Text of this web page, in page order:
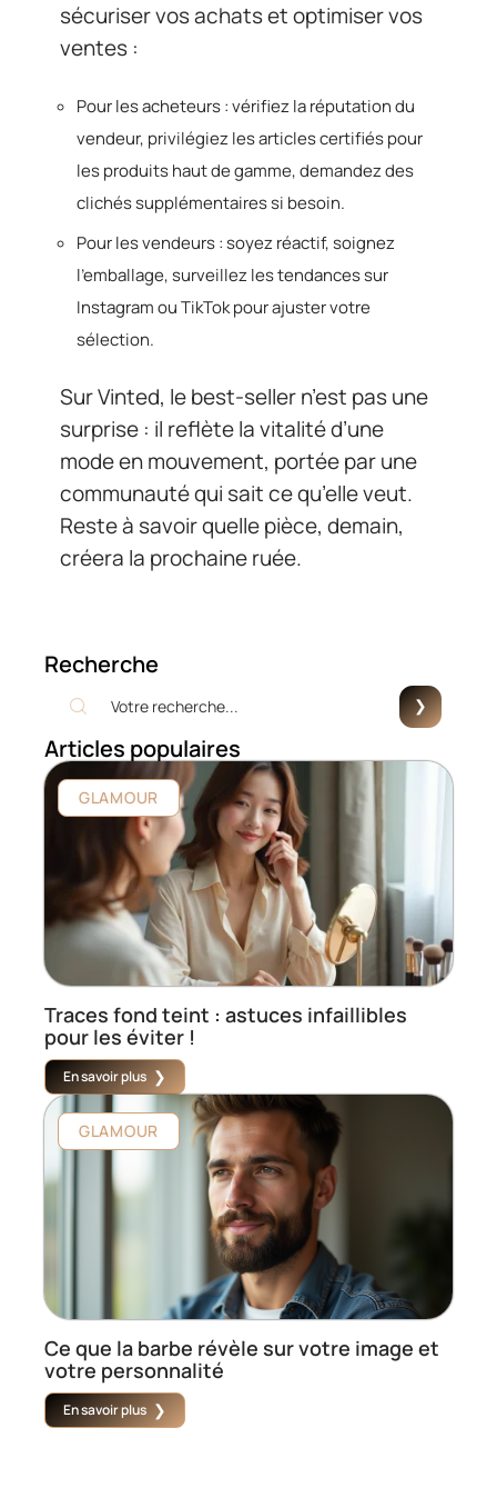
sécuriser vos achats et optimiser vos
ventes :
Pour les acheteurs : vérifiez la réputation du
vendeur, privilégiez les articles certifiés pour
les produits haut de gamme, demandez des
clichés supplémentaires si besoin.
Pour les vendeurs : soyez réactif, soignez
l’emballage, surveillez les tendances sur
Instagram ou TikTok pour ajuster votre
sélection.
Sur Vinted, le best-seller n’est pas une
surprise : il reflète la vitalité d’une
mode en mouvement, portée par une
communauté qui sait ce qu’elle veut.
Reste à savoir quelle pièce, demain,
créera la prochaine ruée.
Recherche
Articles populaires
GLAMOUR
Traces fond teint : astuces infaillibles
pour les éviter !
En savoir plus
GLAMOUR
Ce que la barbe révèle sur votre image et
votre personnalité
En savoir plus